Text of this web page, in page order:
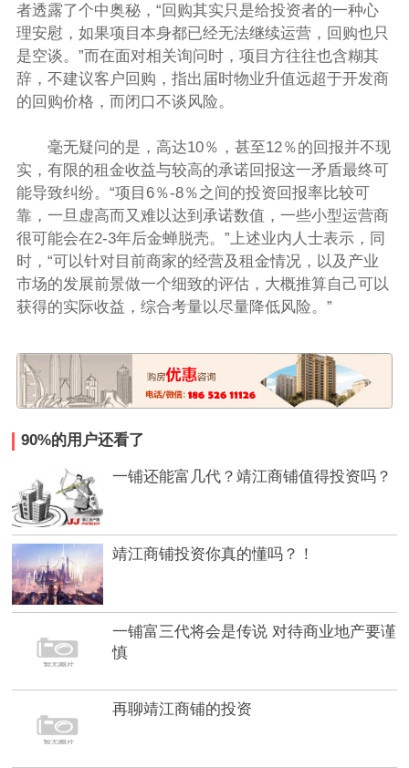
者透露了个中奥秘，“回购其实只是给投资者的一种心
理安慰，如果项目本身都已经无法继续运营，回购也只
是空谈。”而在面对相关询问时，项目方往往也含糊其
辞，不建议客户回购，指出届时物业升值远超于开发商
的回购价格，而闭口不谈风险。
毫无疑问的是，高达10％，甚至12％的回报并不现
实，有限的租金收益与较高的承诺回报这一矛盾最终可
能导致纠纷。“项目6％-8％之间的投资回报率比较可
靠，一旦虚高而又难以达到承诺数值，一些小型运营商
很可能会在2-3年后金蝉脱壳。”上述业内人士表示，同
时，“可以针对目前商家的经营及租金情况，以及产业
市场的发展前景做一个细致的评估，大概推算自己可以
获得的实际收益，综合考量以尽量降低风险。”
90%的用户还看了
一铺还能富几代？靖江商铺值得投资吗？
靖江商铺投资你真的懂吗？！
一铺富三代将会是传说 对待商业地产要谨
慎
再聊靖江商铺的投资